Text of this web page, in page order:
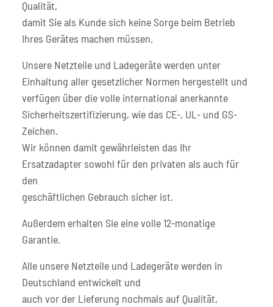
Qualität,
damit Sie als Kunde sich keine Sorge beim Betrieb
Ihres Gerätes machen müssen.
Unsere Netzteile und Ladegeräte werden unter
Einhaltung aller gesetzlicher Normen hergestellt und
verfügen über die volle international anerkannte
Sicherheitszertifizierung, wie das CE-, UL- und GS-
Zeichen.
Wir können damit gewährleisten das Ihr
Ersatzadapter sowohl für den privaten als auch für
den
geschäftlichen Gebrauch sicher ist.
Außerdem erhalten Sie eine volle 12-monatige
Garantie.
Alle unsere Netzteile und Ladegeräte werden in
Deutschland entwickelt und
auch vor der Lieferung nochmals auf Qualität,